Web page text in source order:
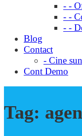
- -
- -
- -
Blog
Contact
- Cine
Cont Demo
Tag: